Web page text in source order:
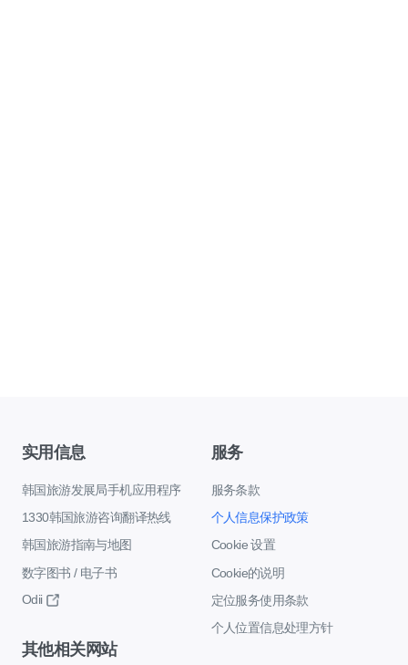
实用信息
韩国旅游发展局手机应用程序
1330韩国旅游咨询翻译热线
韩国旅游指南与地图
数字图书 / 电子书
Odii
服务
服务条款
个人信息保护政策
Cookie 设置
Cookie的说明
定位服务使用条款
个人位置信息处理方针
其他相关网站